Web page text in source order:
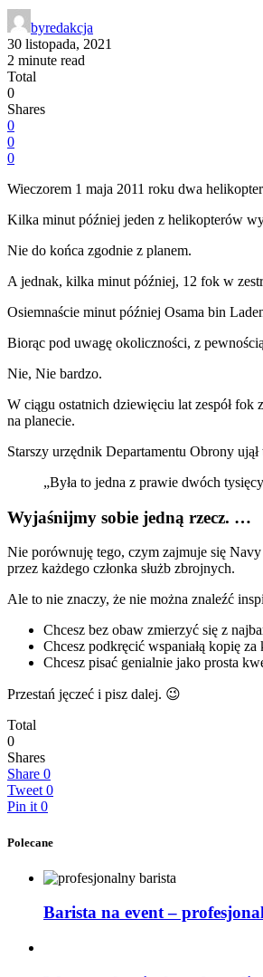
byredakcja
30 listopada, 2021
2 minute read
Total
0
Shares
0
0
0
Wieczorem 1 maja 2011 roku dwa
Kilka minut później jeden z helikopterów
Nie do końca zgodnie z planem.
A jednak, kilka minut później, 12 fok w
Osiemnaście minut później Osama bin
Biorąc pod uwagę okoliczności, z
Nie, Nie bardzo.
W ciągu ostatnich dziewięciu lat zespół fok
na planecie.
Starszy urzędnik Departamentu Obrony ujął
„Była to jedna z prawie dwóch
Wyjaśnijmy sobie jedną rzecz. …
Nie porównuję tego, czym zajmuje się
przez każdego członka służb zbrojnych.
Ale to nie znaczy, że nie można znaleźć
Chcesz bez obaw zmierzyć się z
Chcesz podkręcić wspaniałą kopię za
Chcesz pisać genialnie jako prosta
Przestań jęczeć i pisz dalej. 😉
Total
0
Shares
Share 0
Tweet 0
Pin it 0
Polecane
Barista na event –